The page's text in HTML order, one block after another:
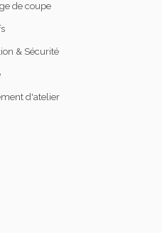
de coupe
& Sécurité
d'atelier